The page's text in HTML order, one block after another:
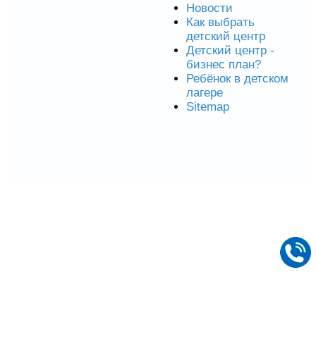
Новости
Как выбрать
детский центр
Детский центр -
бизнес план?
Ребёнок в детском
лагере
Sitemap